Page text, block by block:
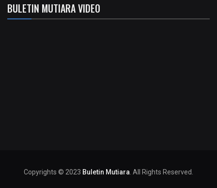
BULETIN MUTIARA VIDEO
Copyrights © 2023 Buletin Mutiara . All Rights Reserved.